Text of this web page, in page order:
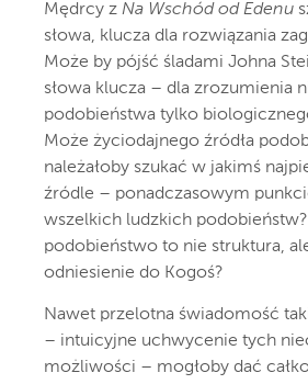
Mędrcy z Na Wschód od Edenu
słowa, klucza dla rozwiązania
Może by pójść śladami Johna
słowa klucza – dla zrozumienia
podobieństwa tylko
Może życiodajnego źródła
należałoby szukać w jakimś
źródle – ponadczasowym
wszelkich ludzkich
podobieństwo to nie struktura,
odniesienie do Kogoś?
Nawet przelotna świadomość
– intuicyjne uchwycenie tych
możliwości – mogłoby dać